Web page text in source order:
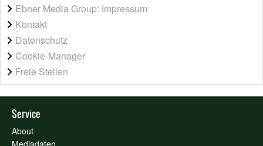
Ebner Media Group: Impressum
Kontakt
Datenschutz
Cookie-Manager
Freie Stellen
Service
About
Mediadaten